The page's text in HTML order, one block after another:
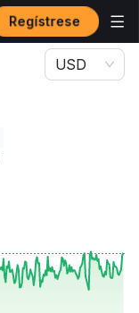
Regístrese
GPT
USD